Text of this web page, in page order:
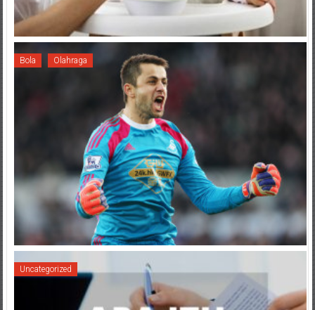
Bola Olahraga
Uncategorized